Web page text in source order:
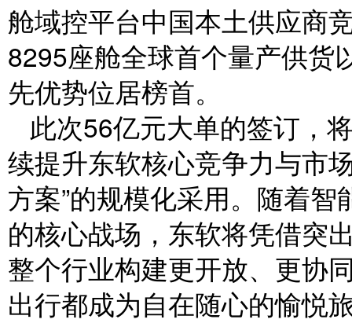
舱域控平台中国本土供应商
8295座舱全球首个量产供货
先优势位居榜首。
此次56亿元大单的签订，
续提升东软核心竞争力与市
方案”的规模化采用。随着
的核心战场，东软将凭借突
整个行业构建更开放、更协
出行都成为自在随心的愉悦